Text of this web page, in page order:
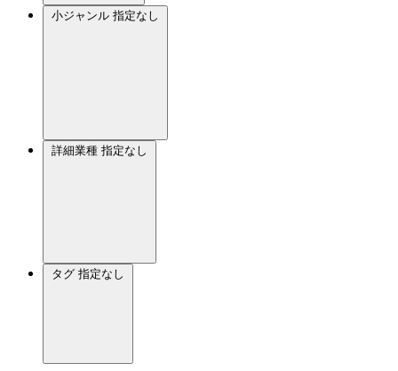
小ジャンル 指定なし
詳細業種 指定なし
タグ 指定なし